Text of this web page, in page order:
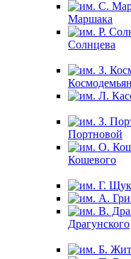
Маршака
Солнцева
Портновой
Кошевого
Драгунского